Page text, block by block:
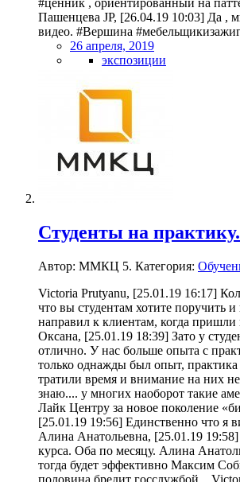
#ценник , ориентированный на
Пашенцева JP, [26.04.19 10:03] Да ,
видео. #Вершина
26 апреля, 2019
экспозиции
Студенты на
Автор: ММКЦ 5. Категория:
Victoria Prutyanu, [25.01.19 16:17]
что вы студентам хотите поручить
направил к клиентам, когда
Оксана, [25.01.19 18:39] Зато у
отлично. У нас больше опыта с
только однажды был опыт,
тратили время и внимание на них
знаю.... у многих наоборот такие
Лайк Центру за новое поколение
[25.01.19 19:56] Единственно что я
Алина Анатольевна, [25.01.19
курса. Оба по месяцу. Алина
тогда будет эффективно Максим
половина бредит госслужбой...